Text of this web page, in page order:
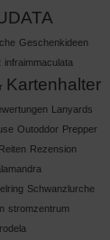
Geschenkideen
infraimmaculata
Kartenhalter
Lanyards
Outoddor Prepper
Reiten Rezension
Schwanzlurche
stromzentrum